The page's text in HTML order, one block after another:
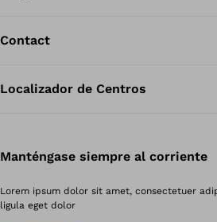
Contact
Localizador de Centros
Manténgase siempre al corriente
Lorem ipsum dolor sit amet, consectetuer
ligula eget dolor